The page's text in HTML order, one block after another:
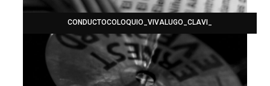
CONDUCTOCOLOQUIO_VIVALUGO_CLAVI_